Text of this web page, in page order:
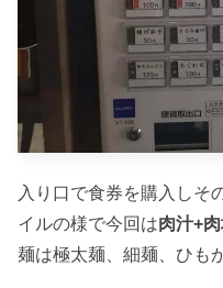
入り口で食券を購入しそ
イルの様で今回は肉汁+
麺は極太麺、細麺、ひも